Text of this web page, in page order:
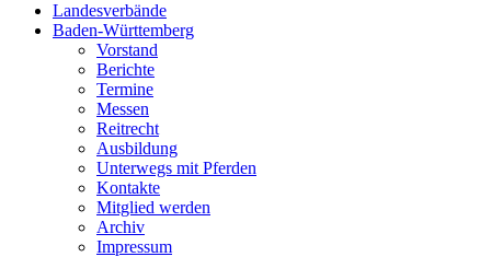
Landesverbände
Baden-Württemberg
Vorstand
Berichte
Termine
Messen
Reitrecht
Ausbildung
Unterwegs mit Pferden
Kontakte
Mitglied werden
Archiv
Impressum